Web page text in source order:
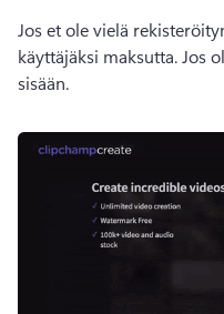
Jos et ole vielä
käyttäjäksi maksutta. Jos
sisään.